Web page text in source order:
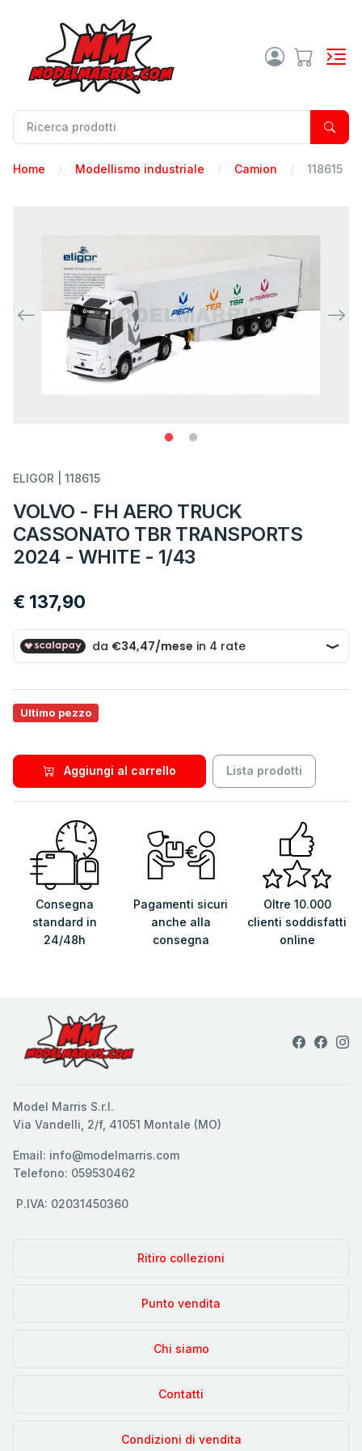
Home Modellismo industriale Camion 118615
ELIGOR | 118615
VOLVO - FH AERO TRUCK
CASSONATO TBR TRANSPORTS
2024 - WHITE - 1/43
€ 137,90
Ultimo pezzo
Aggiungi al carrello Lista prodotti
Consegna
standard in
24/48h
Pagamenti sicuri
anche alla
consegna
Oltre 10.000
clienti soddisfatti
online
Model Marris S.r.l.
Via Vandelli, 2/f, 41051 Montale (MO)
Email: info@modelmarris.com
Telefono: 059530462
P.IVA: 02031450360
Ritiro collezioni
Punto vendita
Chi siamo
Contatti
Condizioni di vendita